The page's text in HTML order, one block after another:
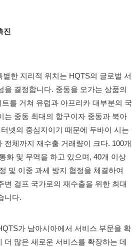
진
한 지리적 위치는 HQTS의 글로벌 서
을 결정합니다. 중동을 오가는 상품의
를 거쳐 유럽과 아프리카 대부분의 국
는 중동 최대의 항구이자 중동과 북아
넷의 중심지이기 때문에 두바이 시는
전체까지 재수출 거래량이 크다. 100개
화 및 무역을 하고 있으며, 40개 이상
및 이중 과세 방지 협정을 체결하여
변 걸프 국가로의 재수출을 위한 최대
니다.
가 남아시아에서 서비스 부문을 확
더 많은 새로운 서비스를 확장하는 데